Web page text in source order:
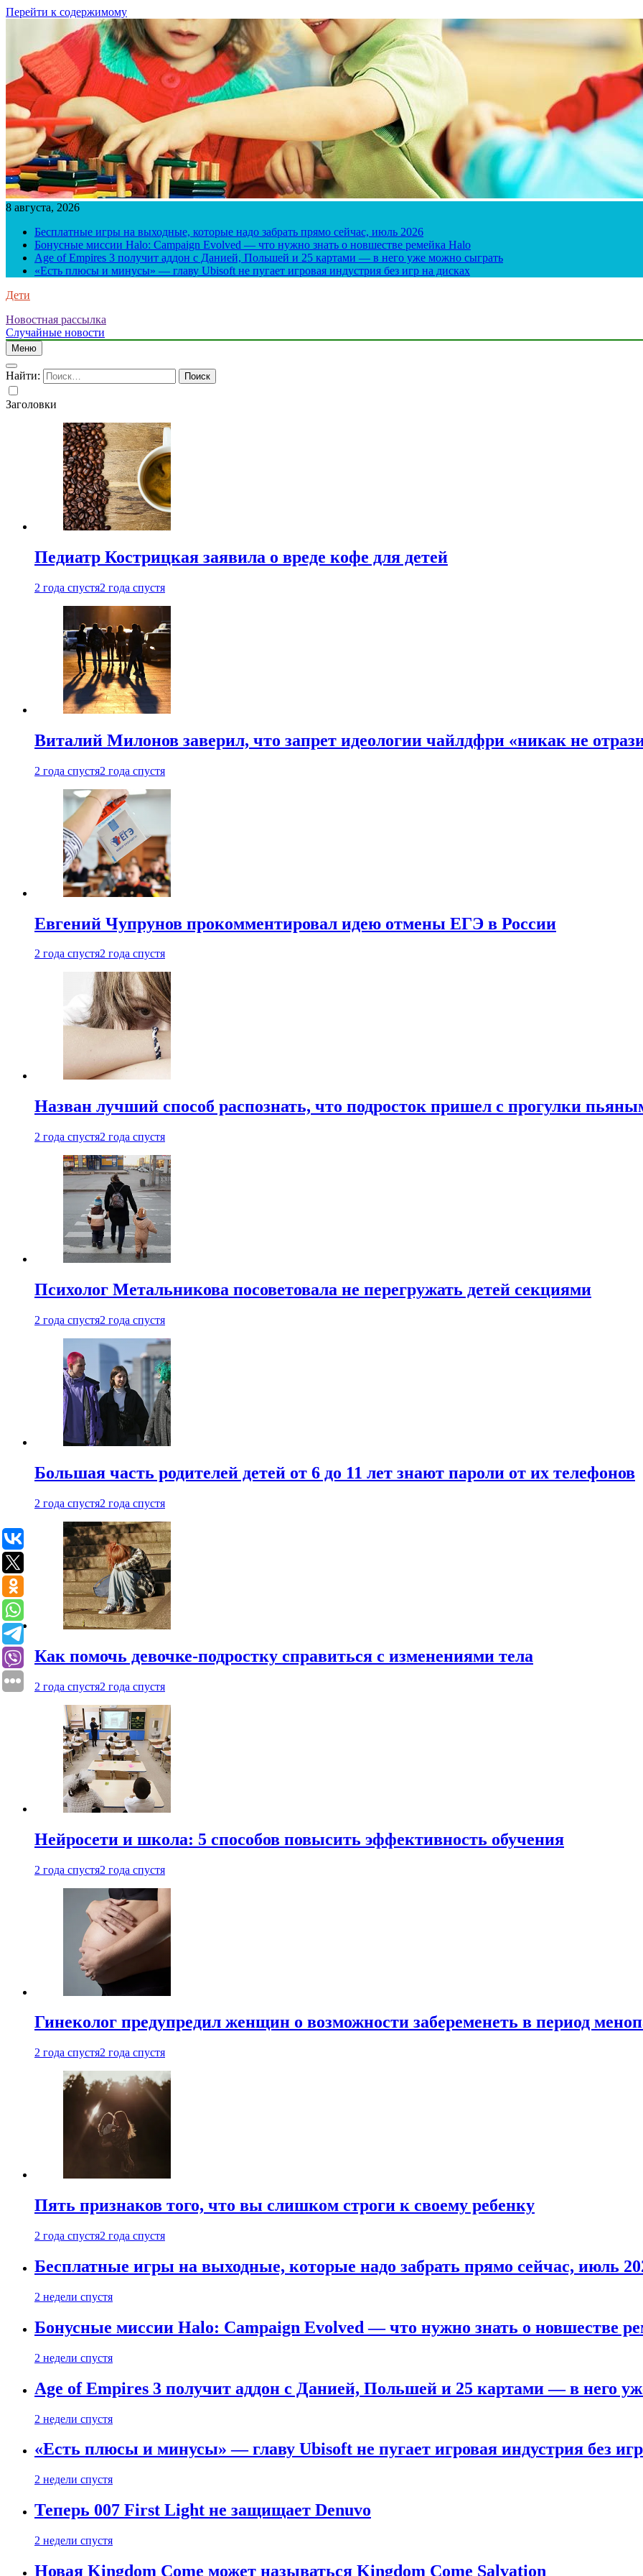
Перейти к содержимому
8 августа, 2026
Бесплатные игры на выходные, которые надо забрать прямо сейчас, июль 2026
Бонусные миссии Halo: Campaign Evolved — что нужно знать о новшестве ремейка Halo
Age of Empires 3 получит аддон с Данией, Польшей и 25 картами — в него уже можно сыграть
«Есть плюсы и минусы» — главу Ubisoft не пугает игровая индустрия без игр на дисках
Дети
Новостная рассылка
Случайные новости
Меню
Найти:
Заголовки
Педиатр Кострицкая заявила о вреде кофе для детей
2 года спустя2 года спустя
Виталий Милонов заверил, что запрет идеологии чайлдфри «никак не
2 года спустя2 года спустя
Евгений Чупрунов прокомментировал идею отмены ЕГЭ в России
2 года спустя2 года спустя
Назван лучший способ распознать, что подросток пришел с прогулки
2 года спустя2 года спустя
Психолог Метальникова посоветовала не перегружать детей секциями
2 года спустя2 года спустя
Большая часть родителей детей от 6 до 11 лет знают пароли от их телефонов
2 года спустя2 года спустя
Как помочь девочке-подростку справиться с изменениями тела
2 года спустя2 года спустя
Нейросети и школа: 5 способов повысить эффективность обучения
2 года спустя2 года спустя
Гинеколог предупредил женщин о возможности забеременеть в период
2 года спустя2 года спустя
Пять признаков того, что вы слишком строги к своему ребенку
2 года спустя2 года спустя
Бесплатные игры на выходные, которые надо забрать прямо сейчас, июль
2 недели спустя
Бонусные миссии Halo: Campaign Evolved — что нужно знать о новшестве
2 недели спустя
Age of Empires 3 получит аддон с Данией, Польшей и 25 картами — в него
2 недели спустя
«Есть плюсы и минусы» — главу Ubisoft не пугает игровая индустрия без
2 недели спустя
Теперь 007 First Light не защищает Denuvo
2 недели спустя
Новая Kingdom Come может называться Kingdom Come Salvation